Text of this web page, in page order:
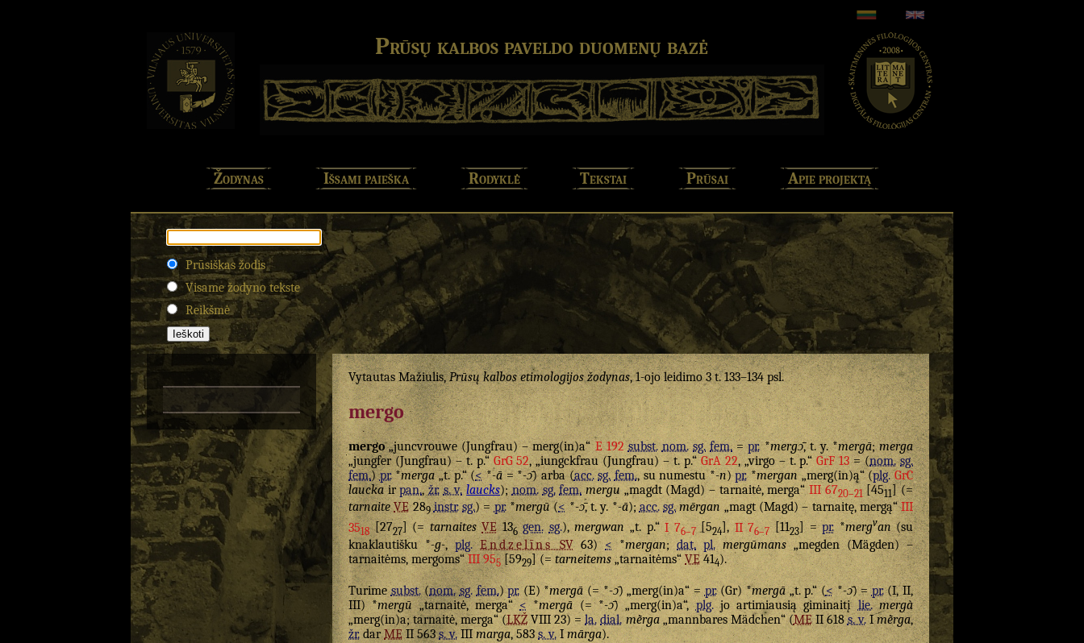
Prūsų kalbos paveldo duomenų bazė
Žodynas Išsami paieška Rodyklė Tekstai Prūsai Apie projektą
Prūsiškas žodis
Visame žodyno tekste
Reikšmė
Vytautas Mažiulis,Prūsų kalbos etimologijos žodynas, 1-ojo leidimo 3 t. 133–134 psl.
mergo
mergo„juncvrouwe (Jungfrau) – merg(in)a“E 192 subst. nom. sg. fem.=pr.*mergɔ̄, t. y. *mergā;merga
„jungfer (Jungfrau) – t. p.“GrG 52, „iungckfrau (Jungfrau) – t. p.“GrA 22, „virgo – t. p.“GrF 13= (nom. sg.
fem.)pr.*merga„t. p.“ (<*-ā= *-ɔ̄) arba (acc. sg. fem., su numestu *-n)pr.*mergan„merg(in)ą“ (plg. GrC
lauckairpan.,žr. s. v. laucks);nom. sg. fem. mergu„magdt (Magd) – tarnaitė, merga“III 6720–21[4511] (=
tarnaite VE289 instr. sg.) =pr.*mergū(<*-ɔ̄, t. y. *-ā);acc. sg. mērgan „magt (Magd) – tarnaitę, mergą“III
3518[2727] (=tarnaites VE136 gen. sg.),mergwan „t. p.“I 76–7[524 ],II 76–7[1123] =pr.*mergvan(su
knaklautišku *-g-,plg. EndzelīnsSV63) < *mergan; dat. pl. mergūmans„megden (Mägden) –
tarnaitėms, mergoms“III 955[5929] (=tarneitems„tarnaitėms“ VE414).
Turimesubst.(nom. sg. fem.)pr.(E) *mergā(= *-ɔ̄) „merg(in)a“ =pr.(Gr) *mergā„t. p.“ (<*-ɔ̄) =pr.(I, II,
III) *mergū„tarnaitė, merga“ <*mergā(= *-ɔ̄) „merg(in)a“,plg.jo artimiausią giminaitįlie. mergà
„merg(in)a; tarnaitė, merga“ (LKŽVIII 23) =la. dial. mḕrga„mannbares Mädchen“ (MEII 618s. v.Imḕrga,
žr.darMEII 563s. v. III marga, 583s. v.Imārga).